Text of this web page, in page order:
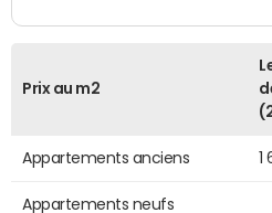
Prix au m2
Appartements anciens 1
Appartements neufs